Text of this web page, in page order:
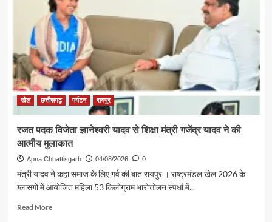
मंत्री
श्री
राजेश
अग्रवाल
की
पहल
से
सरगुजा
संभाग
श्रद्धालु
भारत
गौरव
से
रामलला
खेल छत्तीसगढ़ पर्यटन रायपुर
रजत पदक विजेता ज्ञानेश्वरी यादव से शिक्षा मंत्री गजेंद्र यादव ने की
आत्मीय मुलाकात
Apna Chhattisgarh 04/08/2026 0
मंत्री यादव ने कहा समाज के लिए गर्व की बात रायपुर । राष्ट्रमंडल खेल 2026 के
ग्लासगो में आयोजित महिला 53 किलोग्राम भारोत्तोलन स्पर्धा में...
Read MoreRead